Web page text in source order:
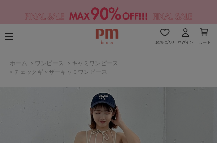
お気に入り ログイン カート
ホーム > ワンピース > キャミワンピース
> チェックギャザーキャミワンピース